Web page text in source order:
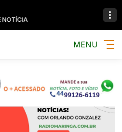
MENU